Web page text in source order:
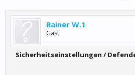
Rainer W.1
Gast
Sicherheitseinstellungen /